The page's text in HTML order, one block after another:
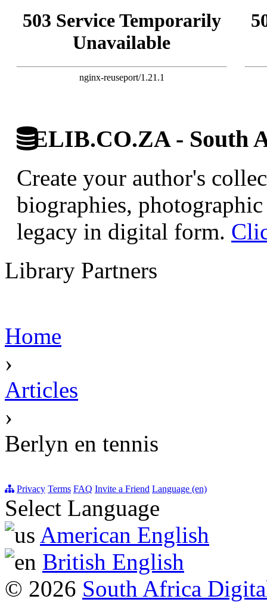
503 Service Temporarily
Unavailable
nginx-reuseport/1.21.1
ELIB.CO.ZA - South
Create your author's
biographies,
legacy in digital form.
Library Partners
Home
›
Articles
›
Berlyn en tennis
Privacy Terms FAQ Invite a Friend Language (en)
Select Language
American English
British English
© 2026 South Africa